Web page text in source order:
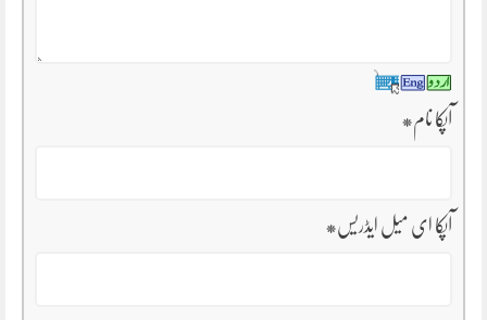
آپکا نام*
آپکا ای میل ایڈریس*